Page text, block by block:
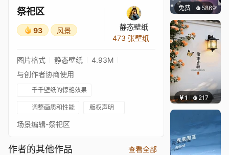
祭祀区
93 风景
静态壁纸
473 张壁纸
图片格式 静态壁纸
4.93M
与创作者协商使用
千千壁纸的惊艳效果
调整画质和性能 版权声明
场景编辑-祭祀区
作者的其他作品 查看全部
免费 5869冰茶
￥1 217 渔小小